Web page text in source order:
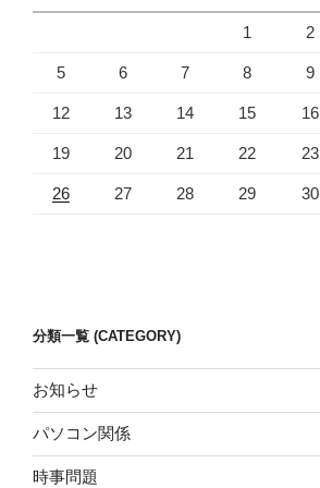
1 2
5 6 7 8 9
12 13 14 15 16
19 20 21 22 23
26 27 28 29 30
分類一覧 (CATEGORY)
お知らせ
パソコン関係
時事問題